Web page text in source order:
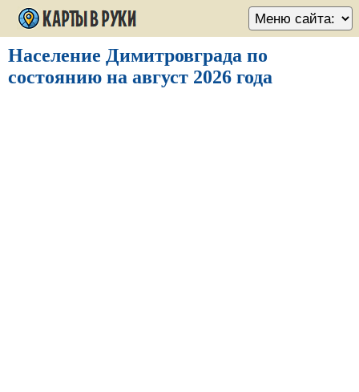
Население Димитровграда по
состоянию на август 2026 года